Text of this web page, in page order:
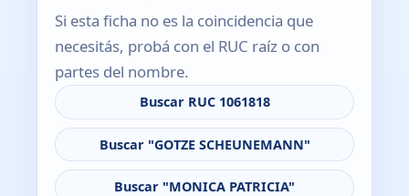
Si esta ficha no es la coincidencia que
necesitás, probá con el RUC raíz o con
partes del nombre.
Buscar RUC 1061818
Buscar "GOTZE SCHEUNEMANN"
Buscar "MONICA PATRICIA"